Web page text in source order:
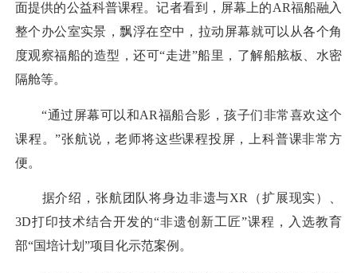
面提供的公益科普课程。记者看到，屏幕上的AR福船融入
整个办公室实景，飘浮在空中，拉动屏幕就可以从各个角
度观察福船的造型，还可“走进”船里，了解船舷板、水密
隔舱等。
“通过屏幕可以和AR福船合影，孩子们非常喜欢这个
课程。”张航说，老师将这些课程投屏，上科普课非常方
便。
据介绍，张航团队将身边非遗与XR（扩展现实）、
3D打印技术结合开发的“非遗创新工匠”课程，入选教育
部“国培计划”项目化示范案例。